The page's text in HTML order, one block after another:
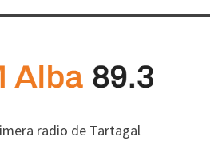
radio de Tartagal